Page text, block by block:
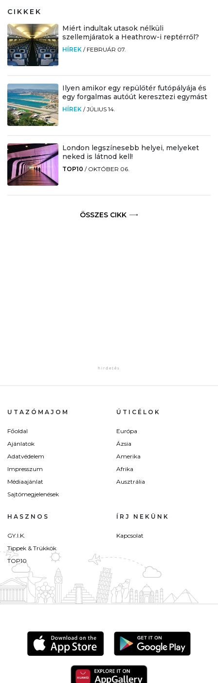
CIKKEK
Miért indultak utasok nélküli
szellemjáratok a Heathrow-i reptérről?
HÍREK / FEBRUÁR 07.
Ilyen amikor egy repülőtér futópályája és
egy forgalmas autóút keresztezi egymást
HÍREK /JÚLIUS 14.
London legszínesebb helyei, melyeket
neked is látnod kell!
TOP10 / OKTÓBER 06.
ÖSSZES CIKK
UTAZÓMAJOM
Főoldal
Ajánlatok
Adatvédelem
Impresszum
Médiaajánlat
Sajtómegjelenések
ÚTICÉLOK
Európa
Ázsia
Amerika
Afrika
Ausztrália
HASZNOS
GY.I.K.
Tippek & Trükkök
TOP10
ÍRJ NEKÜNK
Kapcsolat